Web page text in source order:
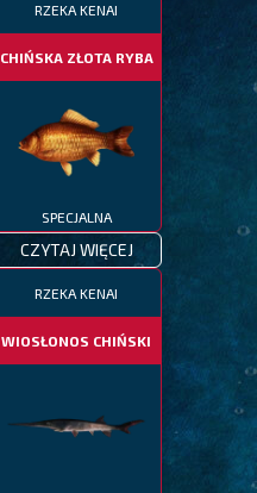
RZEKA KENAI
CHIŃSKA ZŁOTA RYBA
SPECJALNA
CZYTAJ WIĘCEJ
RZEKA KENAI
WIOSŁONOS CHIŃSKI